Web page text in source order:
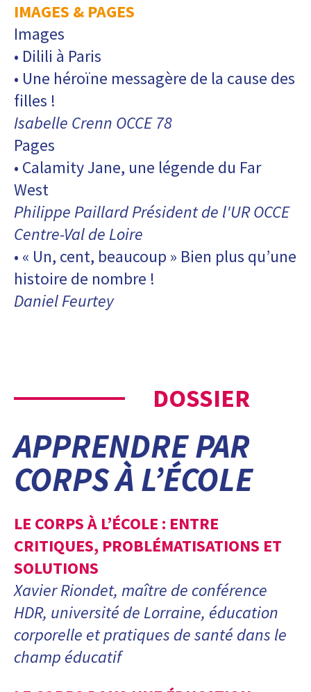
IMAGES & PAGES
Images
• Dilili à Paris
• Une héroïne messagère de la cause des
filles !
Isabelle Crenn OCCE 78
Pages
• Calamity Jane, une légende du Far
West
Philippe Paillard Président de l'UR OCCE
Centre-Val de Loire
• « Un, cent, beaucoup » Bien plus qu’une
histoire de nombre !
Daniel Feurtey
DOSSIER
APPRENDRE PAR
CORPS À L’ÉCOLE
LE CORPS À L’ÉCOLE : ENTRE
CRITIQUES, PROBLÉMATISATIONS ET
SOLUTIONS
Xavier Riondet, maître de conférence
HDR, université de Lorraine, éducation
corporelle et pratiques de santé dans le
champ éducatif